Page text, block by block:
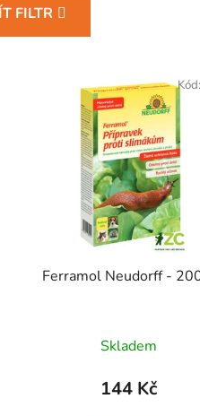
FILTR
Ferramol Neudorff -
Skladem
144 Kč
Kód: